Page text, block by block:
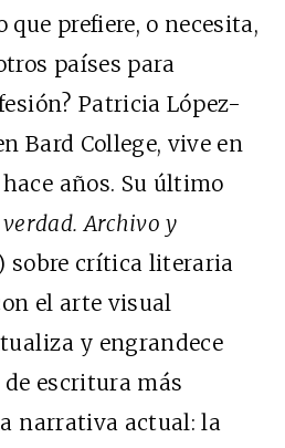
prefiere, o necesita,
países para
Patricia López-
Bard College, vive en
años. Su último
Archivo y
sobre crítica literaria
el arte visual
y engrandece
escritura más
narrativa actual: la